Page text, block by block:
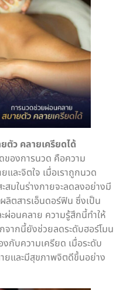
ตัว คลายเครียดได้
ของการนวด คือความ
ละจิตใจ เมื่อเราถูกนวด
สมในร่างกายจะลดลงอย่างมี
ตสารเอ็นดอร์ฟิน ซึ่งเป็น
ผ่อนคลาย ความรู้สึกนี้ทำให้
จากนี้ยังช่วยลดระดับฮอร์โมน
กับความเครียด เมื่อระดับ
ยและมีสุขภาพจิตดีขึ้นอย่าง